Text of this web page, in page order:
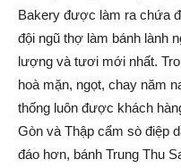
Bakery được làm ra chứa
đội ngũ thợ làm bánh lành
lượng và tươi mới nhất.
hoà mặn, ngọt, chay năm
thống luôn được khách
Gòn và Thập cẩm sò điệp
đáo hơn, bánh Trung Thu